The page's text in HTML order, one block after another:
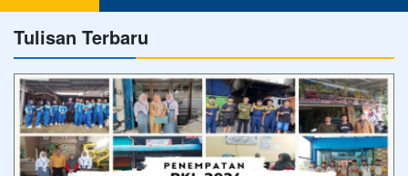
Tulisan Terbaru